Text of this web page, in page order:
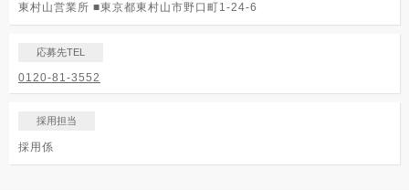
東村山営業所 ■東京都東村山市野口町1-24-6
応募先TEL
0120-81-3552
採用担当
採用係